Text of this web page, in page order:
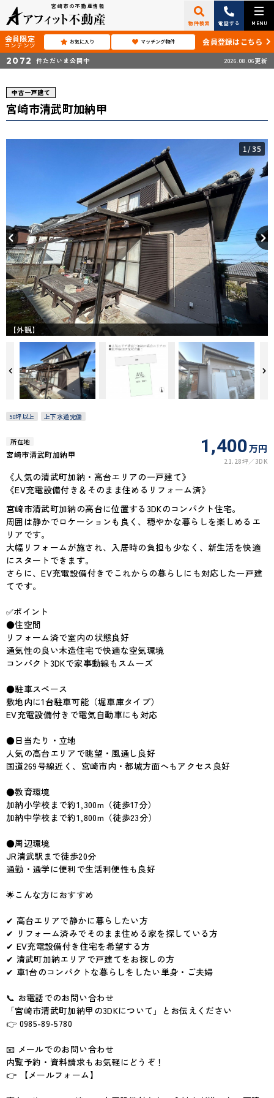
宮崎市の不動産情報
物件検索 電話する MENU
会員限定
コンテンツ お気に入り マッチング物件 会員登録はこちら
2072 件ただいま公開中 2026.08.06更新
中古一戸建て
宮崎市清武町加納甲
1/35
【外観】
50坪以上 上下水道完備
所在地
宮崎市清武町加納甲 1,400万円
21.28坪 3DK
《人気の清武町加納・高台エリアの一戸建て》
《EV充電設備付き＆そのまま住めるリフォーム済》
宮崎市清武町加納の高台に位置する3DKのコンパクト住宅。
周囲は静かでロケーションも良く、穏やかな暮らしを楽しめるエ
リアです。
大幅リフォームが施され、入居時の負担も少なく、新生活を快適
にスタートできます。
さらに、EV充電設備付きでこれからの暮らしにも対応した一戸建
てです。
✅ポイント
●住空間
リフォーム済で室内の状態良好
通気性の良い木造住宅で快適な空気環境
コンパクト3DKで家事動線もスムーズ
●駐車スペース
敷地内に1台駐車可能（堀車庫タイプ）
EV充電設備付きで電気自動車にも対応
●日当たり・立地
人気の高台エリアで眺望・風通し良好
国道269号線近く、宮崎市内・都城方面へもアクセス良好
●教育環境
加納小学校まで約1,300m（徒歩17分）
加納中学校まで約1,800m（徒歩23分）
●周辺環境
JR清武駅まで徒歩20分
通勤・通学に便利で生活利便性も良好
🌟こんな方におすすめ
✔ 高台エリアで静かに暮らしたい方
✔ リフォーム済みでそのまま住める家を探している方
✔ EV充電設備付き住宅を希望する方
✔ 清武町加納エリアで戸建てをお探しの方
✔ 車1台のコンパクトな暮らしをしたい単身・ご夫婦
📞 お電話でのお問い合わせ
「宮崎市清武町加納甲の3DKについて」とお伝えください
👉 0985-89-5780
📧 メールでのお問い合わせ
内覧予約・資料請求もお気軽にどうぞ！
👉 【メールフォーム】